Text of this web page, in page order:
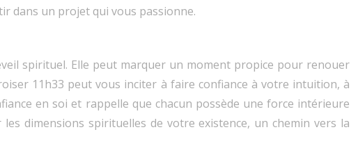
dans un projet qui vous passionne.
spirituel. Elle peut marquer un moment propice pour renouer
11h33 peut vous inciter à faire confiance à votre intuition, à
en soi et rappelle que chacun possède une force intérieure
dimensions spirituelles de votre existence, un chemin vers la